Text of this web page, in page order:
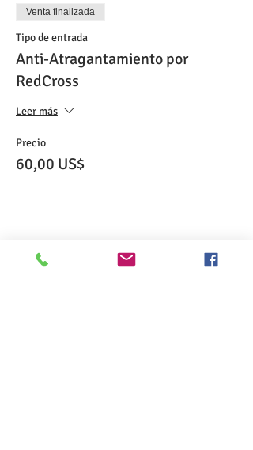
Venta finalizada
Tipo de entrada
Anti-Atragantamiento por
RedCross
Leer más
Precio
60,00 US$